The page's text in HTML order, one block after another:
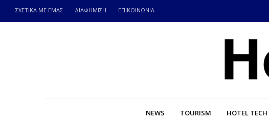
ΣΧΕΤΙΚΑ ΜΕ ΕΜΑΣ ΔΙΑΦΗΜΙΣΗ ΕΠΙΚΟΙΝΩΝΙΑ
NEWS TOURISM HOTEL TECH